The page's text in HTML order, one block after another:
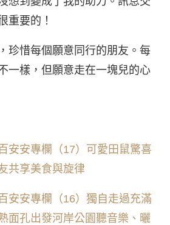
重要的！
珍惜每個願意同行的朋友。每
一樣，但願意走在一塊兒的心
安安專欄（17）可愛田鼠驚喜
共享美食與旋律
安安專欄（16）獨自走過充滿
面孔出發河岸公園聽音樂、曬